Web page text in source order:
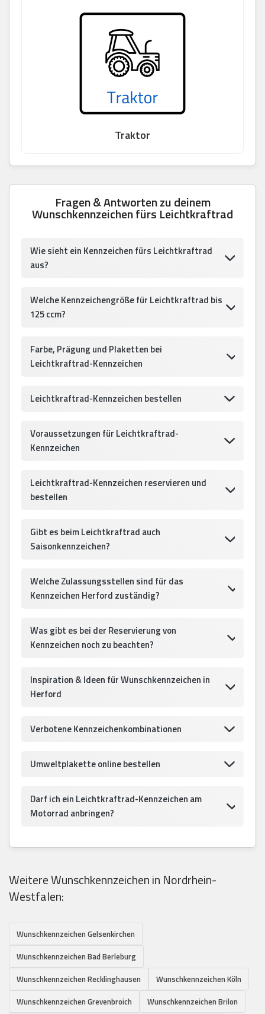
Traktor
Fragen & Antworten zu deinem
Wunschkennzeichen fürs Leichtkraftrad
Wie sieht ein Kennzeichen fürs Leichtkraftrad
aus?
Welche Kennzeichengröße für Leichtkraftrad bis
125 ccm?
Farbe, Prägung und Plaketten bei
Leichtkraftrad-Kennzeichen
Leichtkraftrad-Kennzeichen bestellen
Voraussetzungen für Leichtkraftrad-
Kennzeichen
Leichtkraftrad-Kennzeichen reservieren und
bestellen
Gibt es beim Leichtkraftrad auch
Saisonkennzeichen?
Welche Zulassungsstellen sind für das
Kennzeichen Herford zuständig?
Was gibt es bei der Reservierung von
Kennzeichen noch zu beachten?
Inspiration & Ideen für Wunschkennzeichen in
Herford
Verbotene Kennzeichenkombinationen
Umweltplakette online bestellen
Darf ich ein Leichtkraftrad-Kennzeichen am
Motorrad anbringen?
Weitere Wunschkennzeichen in Nordrhein-
Westfalen:
Wunschkennzeichen Gelsenkirchen
Wunschkennzeichen Bad Berleburg
Wunschkennzeichen Recklinghausen
Wunschkennzeichen Köln
Wunschkennzeichen Grevenbroich
Wunschkennzeichen Brilon